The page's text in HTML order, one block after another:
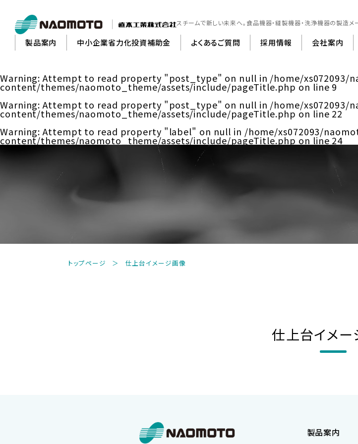
スチームで新しい未来へ。食品機器・縫製機器・洗浄機器の製造メ
製品案内
縫製機器・クリーニング機器 食品機器 ・厨
中小企業省力化投資補助金 よくあるご質問 採用情報 会社案内
会社概要
Warning: Attempt to read property "post_type" on null in /home/xs072093/
content/themes/naomoto_theme/assets/include/pageTitle.php on line 9
Warning: Attempt to read property "post_type" on null in /home/xs072093/
content/themes/naomoto_theme/assets/include/pageTitle.php on line 22
Warning: Attempt to read property "label" on null in /home/xs072093/
content/themes/naomoto_theme/assets/include/pageTitle.php on line 24
トップページ 仕上台イメージ画像
仕上台イメー
製品案内